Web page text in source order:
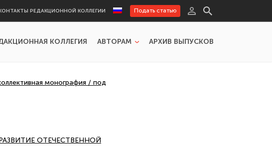
РЕДАКЦИОННОЙ КОЛЛЕГИИ Подать статью
КОЛЛЕГИЯ АВТОРАМ АРХИВ ВЫПУСКОВ
монография / под
ОТЕЧЕСТВЕННОЙ